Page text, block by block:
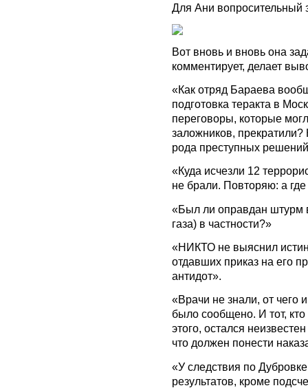
Для Ани вопросительный
Вот вновь и вновь она
комментирует, делает
«Как отряд Бараева
подготовка теракта в
переговоры, которые
заложников, прекратили?
рода преступных
«Куда исчезли 12
не брали. Повторяю: а
«Был ли оправдан штурм
газа) в частности?»
«НИКТО не выяснил
отдавших приказ на его
антидот».
«Врачи не знали, от чего
было сообщено. И тот,
этого, остался
что должен понести
«У следствия по
результатов, кроме